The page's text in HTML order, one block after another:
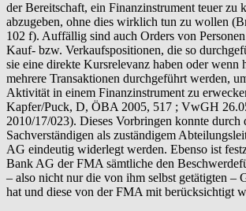
der Bereitschaft, ein Finanzinstrument teuer zu
abzugeben, ohne dies wirklich tun zu wollen
102 f). Auffällig sind auch Orders von
Kauf- bzw. Verkaufspositionen, die so
sie eine direkte Kursrelevanz haben oder wenn
mehrere Transaktionen durchgeführt werden,
Aktivität in einem Finanzinstrument zu
Kapfer/Puck, D, ÖBA 2005, 517 ; VwGH
2010/17/023). Dieses Vorbringen konnte durch
Sachverständigen als zuständigem
AG eindeutig widerlegt werden. Ebenso ist
Bank AG der FMA sämtliche den
– also nicht nur die von ihm selbst getätigten –
hat und diese von der FMA mit berücksichtigt